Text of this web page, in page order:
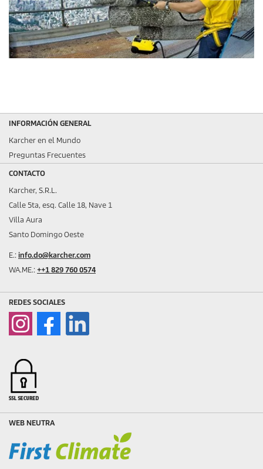
INFORMACIÓN GENERAL
Karcher en el Mundo
Preguntas Frecuentes
CONTACTO
Karcher, S.R.L.
Calle 5ta, esq. Calle 18, Nave 1
Villa Aura
Santo Domingo Oeste
E.: info.do@karcher.com
WA.ME.: ++1 829 760 0574
REDES SOCIALES
WEB NEUTRA